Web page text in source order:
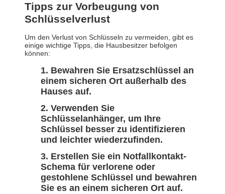
Tipps zur Vorbeugung von
Schlüsselverlust
Um den Verlust von Schlüsseln zu vermeiden, gibt es
einige wichtige Tipps, die Hausbesitzer befolgen
können:
Bewahren Sie Ersatzschlüssel an
einem sicheren Ort außerhalb des
Hauses auf.
Verwenden Sie
Schlüsselanhänger, um Ihre
Schlüssel besser zu identifizieren
und leichter wiederzufinden.
Erstellen Sie ein Notfallkontakt-
Schema für verlorene oder
gestohlene Schlüssel und bewahren
Sie es an einem sicheren Ort auf.